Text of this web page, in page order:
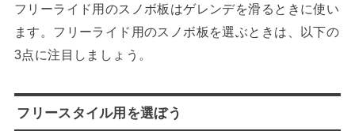
フリーライド用のスノボ板はゲレンデを滑るときに使い
ます。フリーライド用のスノボ板を選ぶときは、以下の
3点に注目しましょう。
フリースタイル用を選ぼう